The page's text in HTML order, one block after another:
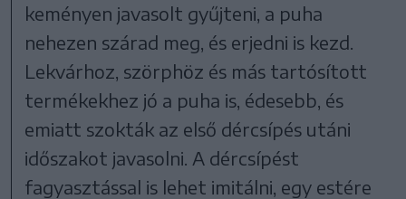
keményen javasolt gyűjteni, a puha
nehezen szárad meg, és erjedni is kezd.
Lekvárhoz, szörphöz és más tartósított
termékekhez jó a puha is, édesebb, és
emiatt szokták az első dércsípés utáni
időszakot javasolni. A dércsípést
fagyasztással is lehet imitálni, egy estére